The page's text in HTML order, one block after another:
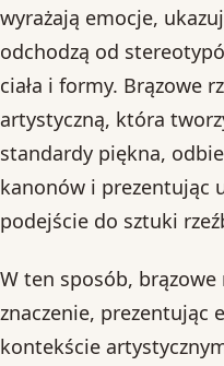
wyrażają emocje,
odchodzą od
ciała i formy. Brązowe
artystyczną, która
standardy piękna,
kanonów i prezentując
podejście do sztuki
W ten sposób, brązowe
znaczenie, prezentując
kontekście